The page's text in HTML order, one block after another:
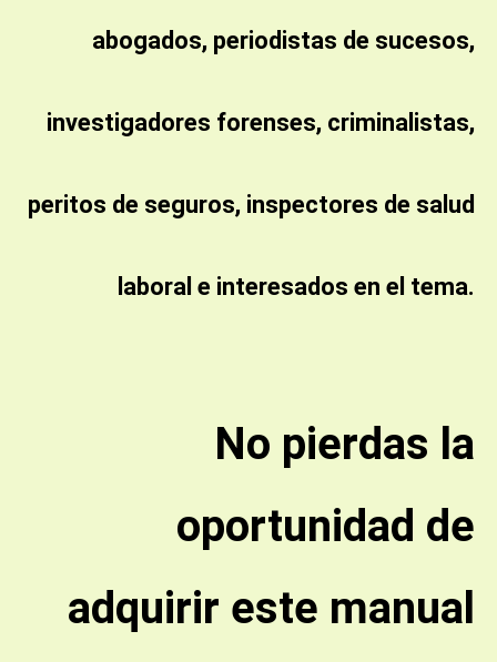
abogados, periodistas de sucesos,
investigadores forenses, criminalistas,
peritos de seguros, inspectores de salud
laboral e interesados en el tema.
No pierdas la
oportunidad de
adquirir este manual